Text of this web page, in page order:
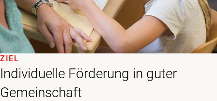
Individuelle Förderung in guter
Gemeinschaft
ZIEL